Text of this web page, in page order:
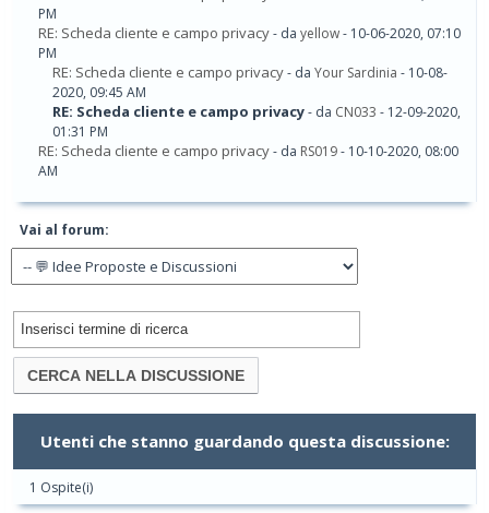
PM
RE: Scheda cliente e campo privacy- da yellow- 10-06-2020, 07:10
PM
RE: Scheda cliente e campo privacy- da Your Sardinia - 10-08-
2020, 09:45 AM
RE: Scheda cliente e campo privacy- da CN033 - 12-09-2020,
01:31 PM
RE: Scheda cliente e campo privacy- da RS019- 10-10-2020, 08:00
AM
Vai al forum:
Utenti che stanno guardando questa discussione:
1 Ospite(i)